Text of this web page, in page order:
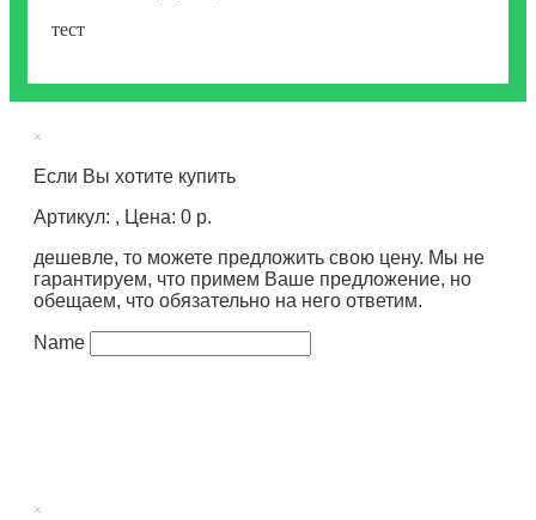
тест
×
Если Вы хотите купить
Артикул: , Цена: 0 р.
дешевле, то можете предложить свою цену. Мы не
гарантируем, что примем Ваше предложение, но
обещаем, что обязательно на него ответим.
Name
×